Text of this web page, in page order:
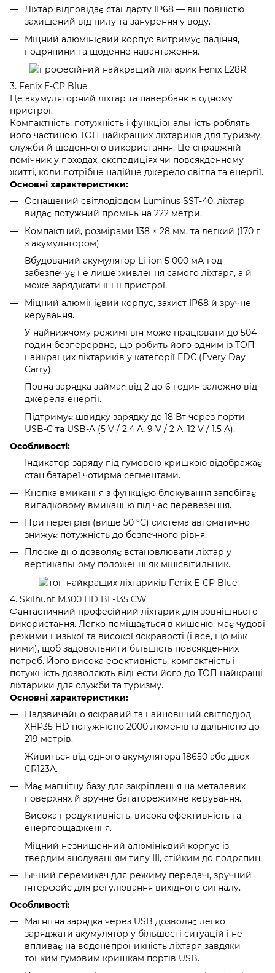
Ліхтар відповідає стандарту IP68 — він повністю
захищений від пилу та занурення у воду.
Міцний алюмінієвий корпус витримує падіння,
подряпини та щоденне навантаження.
3. Fenix E-CP Blue
Це акумуляторний ліхтар та павербанк в одному
пристрої.
Компактність, потужність і функціональність роблять
його частиною ТОП найкращих ліхтариків для туризму,
служби й щоденного використання. Це справжній
помічник у походах, експедиціях чи повсякденному
житті, коли потрібне надійне джерело світла та енергії.
Основні характеристики:
Оснащений світлодіодом Luminus SST-40, ліхтар
видає потужний промінь на 222 метри.
Компактний, розмірами 138 × 28 мм, та легкий (170 г
з акумулятором)
Вбудований акумулятор Li-ion 5 000 мА-год
забезпечує не лише живлення самого ліхтаря, а й
може заряджати інші пристрої.
Міцний алюмінієвий корпус, захист IP68 й зручне
керування.
У найнижчому режимі він може працювати до 504
годин безперервно, що робить його одним із ТОП
найкращих ліхтариків у категорії EDC (Every Day
Carry).
Повна зарядка займає від 2 до 6 годин залежно від
джерела енергії.
Підтримує швидку зарядку до 18 Вт через порти
USB-C та USB-A (5 V / 2.4 A, 9 V / 2 A, 12 V / 1.5 A).
Особливості:
Індикатор заряду під гумовою кришкою відображає
стан батареї чотирма сегментами.
Кнопка вмикання з функцією блокування запобігає
випадковому вмиканню під час перевезення.
При перегріві (вище 50 °C) система автоматично
знижує потужність до безпечного рівня.
Плоске дно дозволяє встановлювати ліхтар у
вертикальному положенні як мінісвітильник.
4. Skilhunt M300 HD BL-135 CW
Фантастичний професійний ліхтарик для зовнішнього
використання. Легко поміщається в кишеню, має чудові
режими низької та високої яскравості (і все, що між
ними), щоб задовольнити більшість повсякденних
потреб. Його висока ефективність, компактність і
потужність дозволяють віднести його до ТОП найкращі
ліхтарики для служби та туризму.
Основні характеристики:
Надзвичайно яскравий та найновіший світлодіод
XHP35 HD потужністю 2000 люменів із дальністю до
219 метрів.
Живиться від одного акумулятора 18650 або двох
CR123A.
Має магнітну базу для закріплення на металевих
поверхнях й зручне багаторежимне керування.
Висока продуктивність, висока ефективність та
енергоощадження.
Міцний незнищенний алюмінієвий корпус із
твердим анодуванням типу III, стійким до подряпин.
Бічний перемикач для режиму передачі, зручний
інтерфейс для регулювання вихідного сигналу.
Особливості:
Магнітна зарядка через USB дозволяє легко
заряджати акумулятор у більшості ситуацій і не
впливає на водонепроникність ліхтаря завдяки
тонким гумовим кришкам портів USB.